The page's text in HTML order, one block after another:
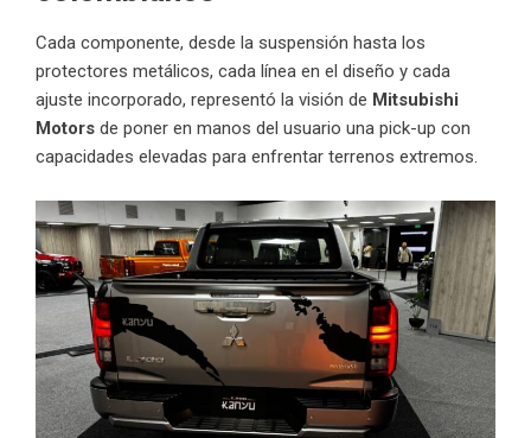
Cada componente, desde la suspensión hasta los
protectores metálicos, cada línea en el diseño y cada
ajuste incorporado, representó la visión de Mitsubishi
Motors de poner en manos del usuario una pick-up con
capacidades elevadas para enfrentar terrenos extremos.